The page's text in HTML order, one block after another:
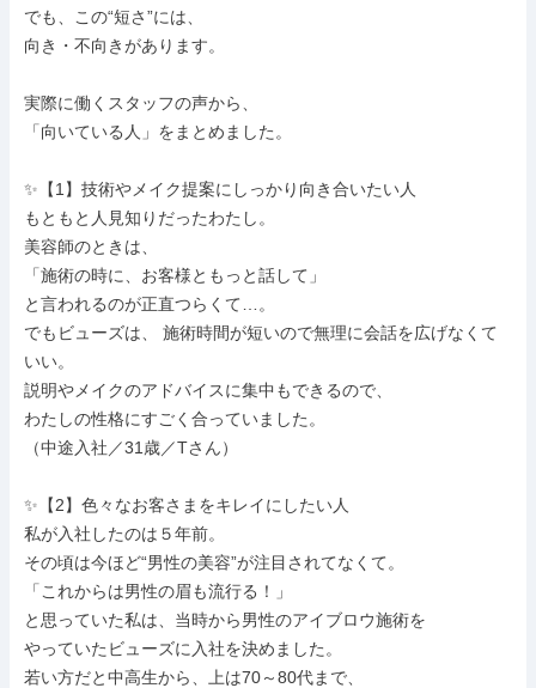
でも、この“短さ”には、
向き・不向きがあります。
実際に働くスタッフの声から、
「向いている人」をまとめました。
✨【1】技術やメイク提案にしっかり向き合いたい人
もともと人見知りだったわたし。
美容師のときは、
「施術の時に、お客様ともっと話して」
と言われるのが正直つらくて…。
でもビューズは、 施術時間が短いので無理に会話を広げなくて
いい。
説明やメイクのアドバイスに集中もできるので、
わたしの性格にすごく合っていました。
（中途入社／31歳／Tさん）
✨【2】色々なお客さまをキレイにしたい人
私が入社したのは５年前。
その頃は今ほど“男性の美容”が注目されてなくて。
「これからは男性の眉も流行る！」
と思っていた私は、当時から男性のアイブロウ施術を
やっていたビューズに入社を決めました。
若い方だと中高生から、上は70～80代まで、